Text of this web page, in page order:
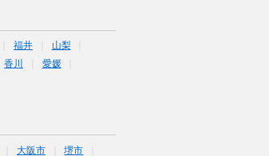
福井
山梨
香川
愛媛
大阪市 堺市